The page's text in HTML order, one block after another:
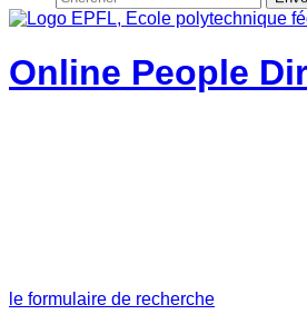
Online People
le formulaire de recherche